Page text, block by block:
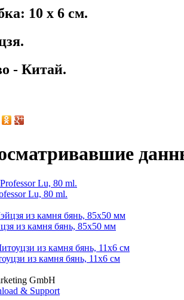
10 х 6 см.
- Китай.
Lu, 80 ml.
из камня бянь, 85x50 мм
из камня бянь, 11x6 см
GmbH
& Support